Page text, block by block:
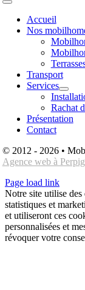
Toggle
NavigationAccueil
Nos
Transport
Services
Rachat
Présentation
Contact
© 2012 - 2026 •
Agence web à
Page load link
Notre site utilise des
statistiques et
et utiliseront ces
personnalisées et
révoquer votre